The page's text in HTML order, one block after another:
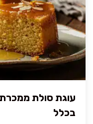
בכלל